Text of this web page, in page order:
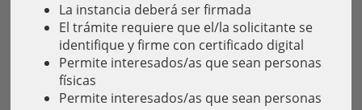
La instancia deberá ser firmada
El trámite requiere que el/la solicitante se
identifique y firme con certificado digital
Permite interesados/as que sean personas
físicas
Permite interesados/as que sean personas